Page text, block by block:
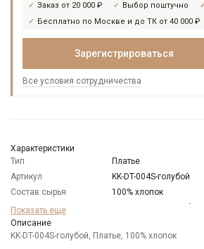
Заказ от 20 000 ₽ Выбор поштучно
Бесплатно по Москве и до ТК от 40 000 ₽
Зарегистрироваться
Все условия сотрудничества
Характеристики
Тип
Платье
Артикул
KK-DT-004S-голубой
Состав сырья
100% хлопок
Бренд
Модель
Цвет
Голубой
Показать еще
Описание
KK-DT-004S-голубой, Платье, 100% хлопок